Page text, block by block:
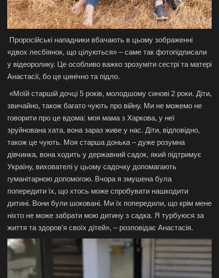
Проросійські нападники вбачають в цьому зображенні
«двох лесбіянок, що цілуються» – саме так фотопідписали
у відеоролику. Це особливо важко зрозуміти сестрі та матері
Анастасії, бо це цинічно та підло.
«Моїй старшій дочці 5 років, молодшому синові 2 роки. Діти,
звичайно, також багато чують про війну. Ми не можемо не
говорити про це вдома: моя мама з Харкова, у неї
зруйнована хата, вона зараз живе у нас. Діти, відповідно,
також це чують. Моя старша донька – дуже розумна
дівчинка, вона ходить у державний садок, який підтримує
Україну, вихователі у цьому садочку допомагають
гуманітарною допомогою. Вчора я змушена була
попередити їх, що хтось може спробувати нашкодити
дитині. Вони були шоковані. Ми їх попередили, що крім мене
ніхто не може забрати мою дитину з садка. Я турбуюся за
життя та здоров'я своїх дітей», – розповідає Анастасія.